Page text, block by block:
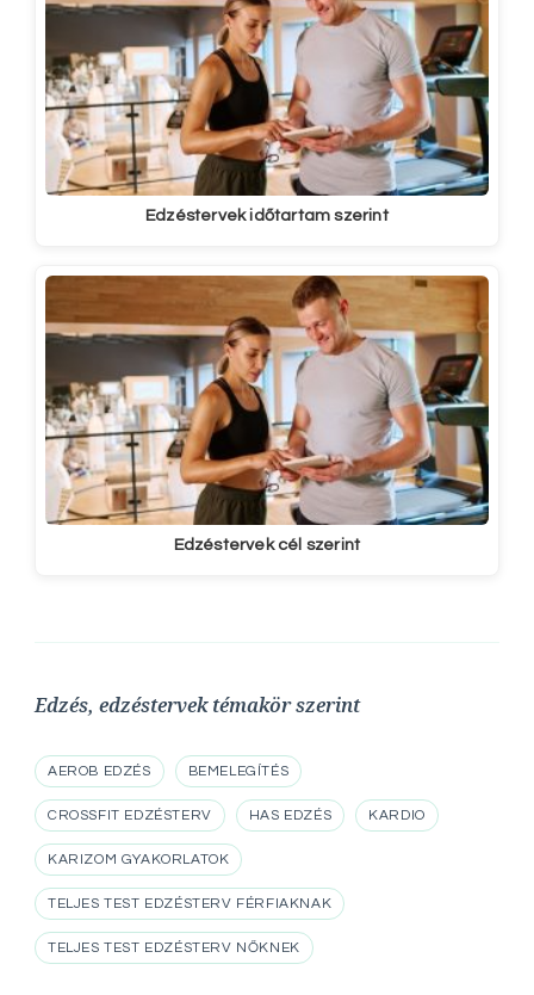
Edzéstervek időtartam szerint
Edzéstervek cél szerint
Edzés, edzéstervek témakör szerint
AEROB EDZÉS BEMELEGÍTÉS
CROSSFIT EDZÉSTERV HAS EDZÉS KARDIO
KARIZOM GYAKORLATOK
TELJES TEST EDZÉSTERV FÉRFIAKNAK
TELJES TEST EDZÉSTERV NŐKNEK